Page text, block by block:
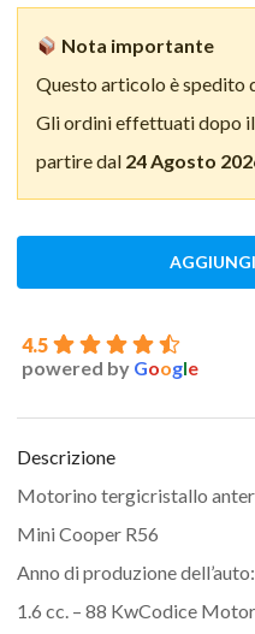
Nota importante
Questo articolo è spedito
Gli ordini effettuati dopo il
partire dal 24 Agosto
4.5
powered by Google
Descrizione
Motorino tergicristallo
Mini Cooper R56
Anno di produzione
1.6 cc. – 88 KwCodice